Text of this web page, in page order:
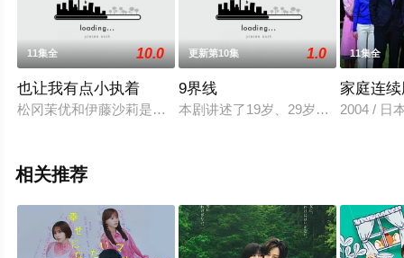
11集全 10.0
也让我有点小执着
松冈茉优和伊藤沙莉是两个小有名气的日本青年演员，这一次
更新第10集 1.0
9界线
本剧讲述了19岁、29岁、39岁的三姐
11集全
家庭连
2004 / 日
相关推荐